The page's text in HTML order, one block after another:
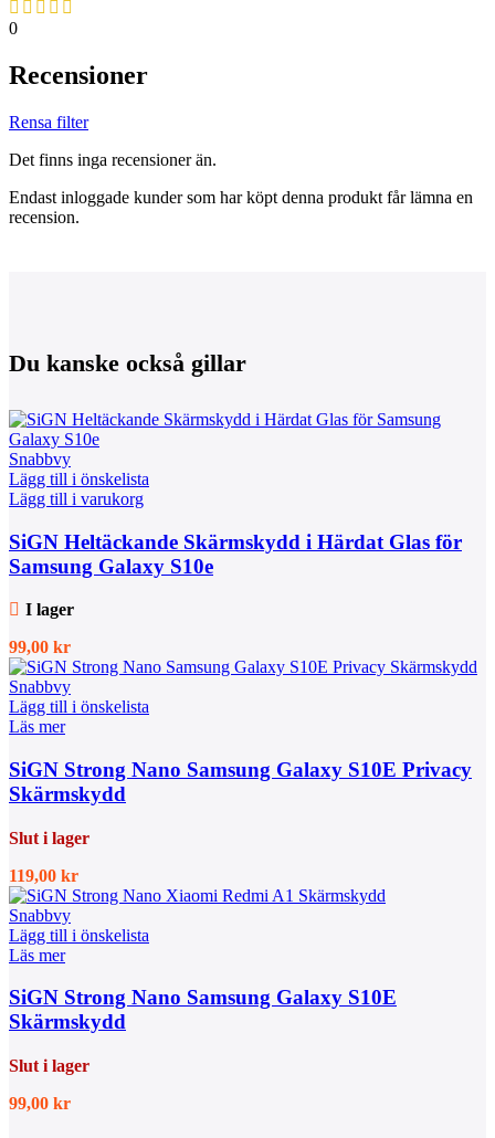
0
Recensioner
Rensa filter
Det finns inga recensioner än.
Endast inloggade kunder som har köpt denna produkt får lämna en
recension.
Du kanske också gillar
Snabbvy
Lägg till i önskelista
Lägg till i varukorg
SiGN Heltäckande Skärmskydd i Härdat Glas för
Samsung Galaxy S10e
I lager
99,00 kr
Snabbvy
Lägg till i önskelista
Läs mer
SiGN Strong Nano Samsung Galaxy S10E Privacy
Skärmskydd
Slut i lager
119,00 kr
Snabbvy
Lägg till i önskelista
Läs mer
SiGN Strong Nano Samsung Galaxy S10E
Skärmskydd
Slut i lager
99,00 kr